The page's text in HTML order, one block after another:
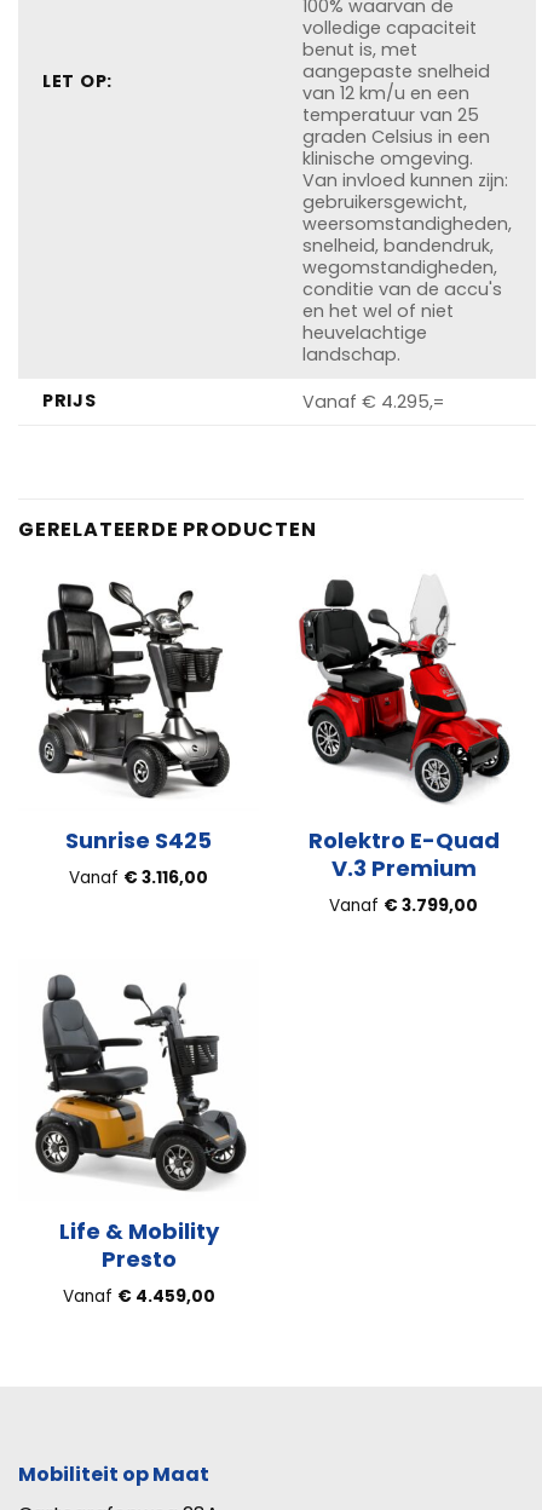
LET OP:
100% waarvan de
volledige capaciteit
benut is, met
aangepaste snelheid
van 12 km/u en een
temperatuur van 25
graden Celsius in een
klinische omgeving.
Van invloed kunnen zijn:
gebruikersgewicht,
weersomstandigheden,
snelheid, bandendruk,
wegomstandigheden,
conditie van de accu's
en het wel of niet
heuvelachtige
landschap.
PRIJS
Vanaf € 4.295,=
GERELATEERDE PRODUCTEN
Sunrise S425
Vanaf €3.116,00
Rolektro E-Quad
V.3 Premium
Vanaf €3.799,00
Life & Mobility
Presto
Vanaf €4.459,00
Mobiliteit op Maat